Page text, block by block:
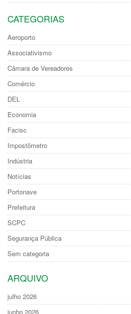
CATEGORIAS
Aeroporto
Associativismo
Câmara de Vereadores
Comércio
DEL
Economia
Facisc
Impostômetro
Indústria
Notícias
Portonave
Prefeitura
SCPC
Segurança Pública
Sem categoria
ARQUIVO
julho 2026
junho 2026